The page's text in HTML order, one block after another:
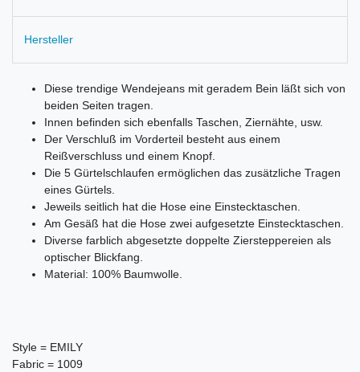
Hersteller
Diese trendige Wendejeans mit geradem Bein läßt sich von
beiden Seiten tragen.
Innen befinden sich ebenfalls Taschen, Ziernähte, usw.
Der Verschluß im Vorderteil besteht aus einem
Reißverschluss und einem Knopf.
Die 5 Gürtelschlaufen ermöglichen das zusätzliche Tragen
eines Gürtels.
Jeweils seitlich hat die Hose eine Einstecktaschen.
Am Gesäß hat die Hose zwei aufgesetzte Einstecktaschen.
Diverse farblich abgesetzte doppelte Ziersteppereien als
optischer Blickfang.
Material: 100% Baumwolle.
Style = EMILY
Fabric = 1009